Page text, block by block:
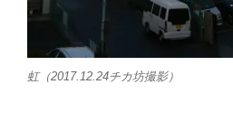
虹（2017.12.24チカ坊撮影）